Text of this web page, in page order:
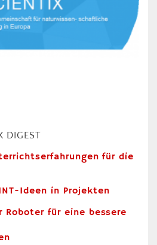
DIGEST
für die
Ideen in Projekten
Roboter für eine bessere